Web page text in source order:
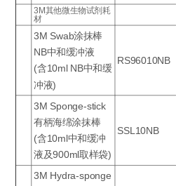
3M其他微生物试剂耗
材
3M Swab涂抹棒
NB中和缓冲液
(含10ml NB中和缓
冲液)
RS96010NB
3M Sponge-stick
有柄海绵涂抹棒
(含10ml中和缓冲
液及900ml取样袋)
SSL10NB
3M Hydra-sponge